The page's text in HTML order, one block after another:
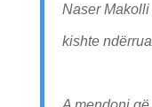
Naser Makolli
kishte